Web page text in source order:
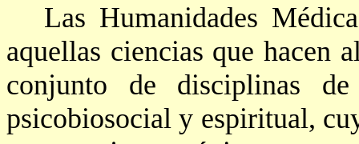
Las Humanidades
aquellas ciencias que hacen
conjunto de disciplinas
psicobiosocial y espiritual,